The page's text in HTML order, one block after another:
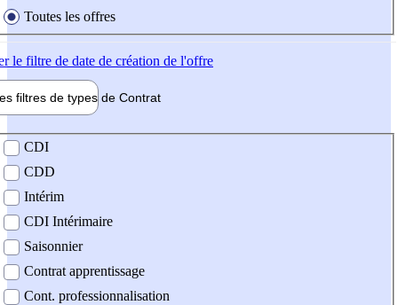
Toutes les offres
le filtre de date de création de l'offre
filtres de types de Contrat
contrat
CDI
CDD
Intérim
CDI Intérimaire
Saisonnier
Contrat apprentissage
Cont. professionnalisation